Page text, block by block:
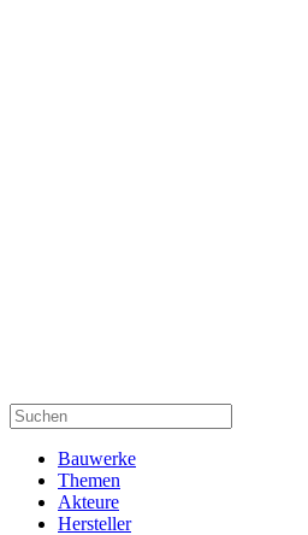
Bauwerke
Themen
Akteure
Hersteller